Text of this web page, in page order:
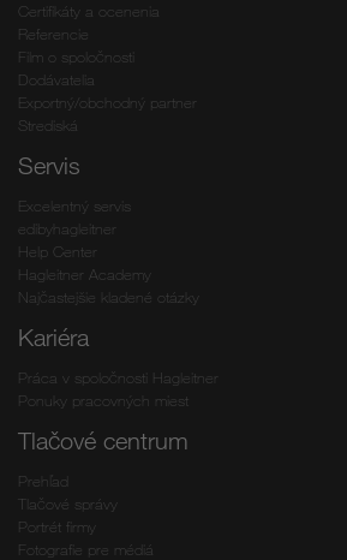
Certifikáty a ocenenia
Referencie
Film o spoločnosti
Dodávatelia
Exportný/obchodný partner
Strediská
Servis
Excelentný servis
edibyhagleitner
Help Center
Hagleitner Academy
Najčastejšie kladené otázky
Kariéra
Práca v spoločnosti Hagleitner
Ponuky pracovných miest
Tlačové centrum
Prehľad
Tlačové správy
Portrét firmy
Fotografie pre médiá